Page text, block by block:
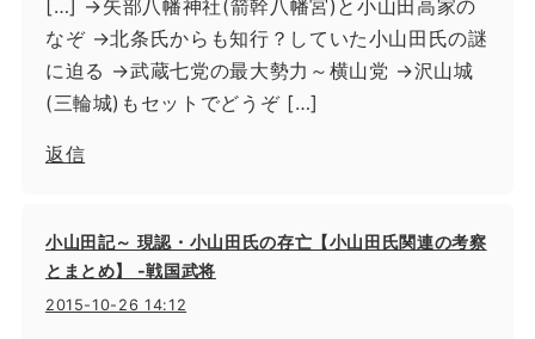
[…] →矢部八幡神社(箭幹八幡宮)と小山田高家の
なぞ →北条氏からも知行？していた小山田氏の謎
に迫る →武蔵七党の最大勢力～横山党 →沢山城
(三輪城)もセットでどうぞ […]
返信
小山田記～ 現認・小山田氏の存亡【小山田氏関連の考察
とまとめ】 -戦国武将
2015-10-26 14:12